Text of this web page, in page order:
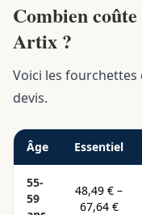
Combien
Artix ?
Voici les fourchettes
devis.
Âge Essentiel
55-
59
48,49 € –
67,64 €